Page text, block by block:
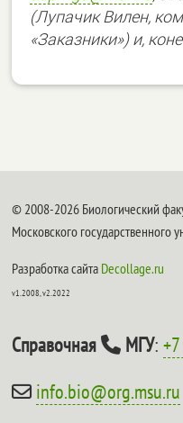
(Лупачик Вилен,
«Заказники») и,
© 2008-2026 Биологический
Московского
Разработка сайта Decollage.ru
v1.2008, v2.2022
Справочная МГУ:
info.bio@org.msu.ru